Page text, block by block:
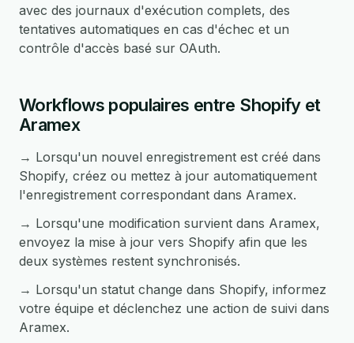
avec des journaux d'exécution complets, des
tentatives automatiques en cas d'échec et un
contrôle d'accès basé sur OAuth.
Workflows populaires entre Shopify et
Aramex
→ Lorsqu'un nouvel enregistrement est créé dans
Shopify, créez ou mettez à jour automatiquement
l'enregistrement correspondant dans Aramex.
→ Lorsqu'une modification survient dans Aramex,
envoyez la mise à jour vers Shopify afin que les
deux systèmes restent synchronisés.
→ Lorsqu'un statut change dans Shopify, informez
votre équipe et déclenchez une action de suivi dans
Aramex.